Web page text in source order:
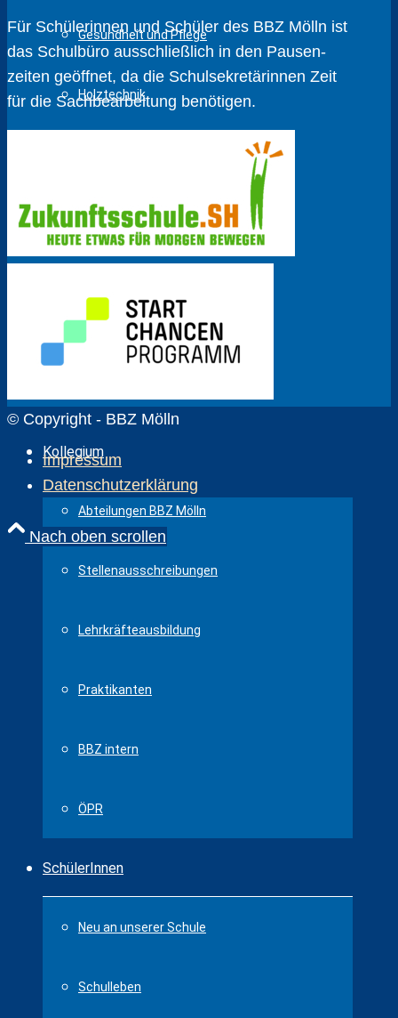
Gesundheit und Pflege
Holztechnik
Fahrzeugtechnik
Sozialpädagogik
Kollegium
Abteilungen BBZ Mölln
Stellenausschreibungen
Lehrkräfteausbildung
Praktikanten
BBZ intern
ÖPR
SchülerInnen
Neu an unserer Schule
Schulleben
Für Schülerinnen und Schüler des BBZ Mölln ist
das Schulbüro ausschließlich in den Pausen­
zeiten geöffnet, da die Schul­sekretärinnen Zeit
für die Sach­bear­beitung benötigen.
© Copyright - BBZ Mölln
Impressum
Datenschutzerklärung
Nach oben scrollen